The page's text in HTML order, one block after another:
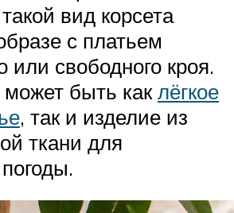
вид корсета
с платьем
или свободного кроя.
быть каклёгкое
, так и изделие из
ткани для